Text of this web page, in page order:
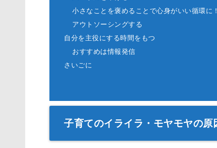
小さなことを褒めることで心身がいい循環に！
アウトソーシングする
自分を主役にする時間をもつ
おすすめは情報発信
さいごに
子育てのイライラ・モヤモヤの原